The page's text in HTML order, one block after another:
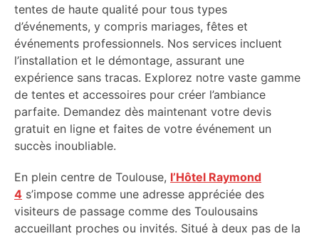
tentes de haute qualité pour tous types
d’événements, y compris mariages, fêtes et
événements professionnels. Nos services incluent
l’installation et le démontage, assurant une
expérience sans tracas. Explorez notre vaste gamme
de tentes et accessoires pour créer l’ambiance
parfaite. Demandez dès maintenant votre devis
gratuit en ligne et faites de votre événement un
succès inoubliable.
En plein centre de Toulouse, l’Hôtel Raymond
4 s’impose comme une adresse appréciée des
visiteurs de passage comme des Toulousains
accueillant proches ou invités. Situé à deux pas de la